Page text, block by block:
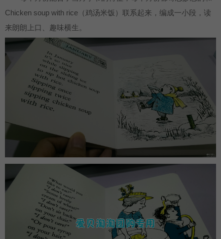
Chicken soup with rice（鸡汤米饭）联系起来，编成一小段，读
来朗朗上口、趣味横生。